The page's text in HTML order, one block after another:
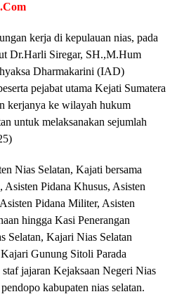
kerja di kepulauan nias, pada
Dr.Harli Siregar, SH.,M.Hum
Dharmakarini (IAD)
pejabat utama Kejati Sumatera
kerjanya ke wilayah hukum
untuk melaksanakan sejumlah
Nias Selatan, Kajati bersama
Pidana Khusus, Asisten
Pidana Militer, Asisten
hingga Kasi Penerangan
Selatan, Kajari Nias Selatan
Gunung Sitoli Parada
jajaran Kejaksaan Negeri Nias
kabupaten nias selatan.